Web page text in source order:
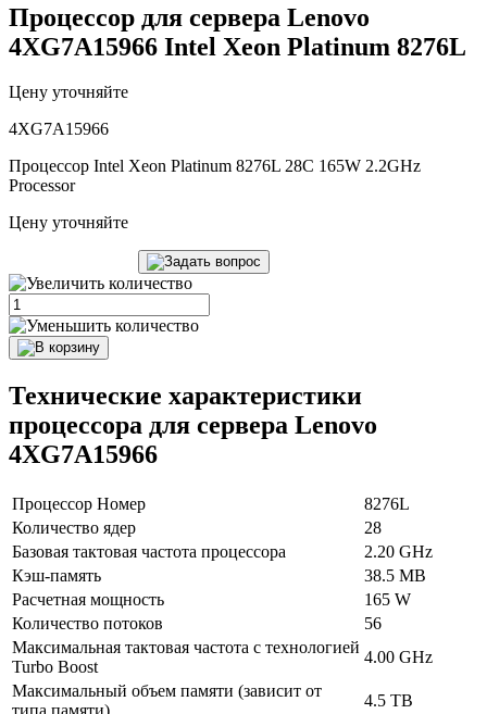
Процессор для сервера Lenovo
4XG7A15966 Intel Xeon Platinum 8276L
Цену уточняйте
4XG7A15966
Процессор Intel Xeon Platinum 8276L 28C 165W 2.2GHz
Processor
Цену уточняйте
Технические характеристики
процессора для сервера Lenovo
4XG7A15966
Процессор Номер
8276L
Количество ядер
28
Базовая тактовая частота процессора
2.20 GHz
Кэш-память
38.5 MB
Расчетная мощность
165 W
Количество потоков
56
Максимальная тактовая частота с технологией
Turbo Boost
4.00 GHz
Максимальный объем памяти (зависит от
4.5 TB